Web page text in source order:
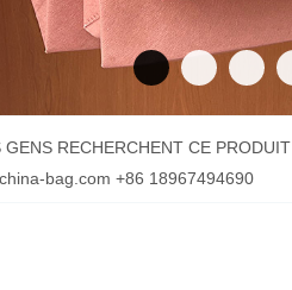
GENS RECHERCHENT CE PRODUIT
bag.com +86 18967494690